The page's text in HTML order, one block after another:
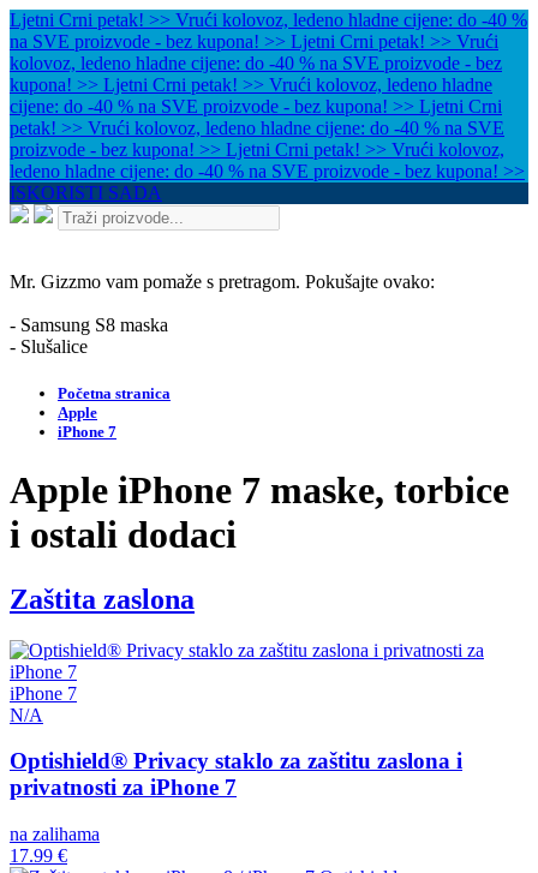
Ljetni Crni petak! >> Vrući kolovoz, ledeno hladne cijene: do -40 %
na SVE proizvode - bez kupona! >> Ljetni Crni petak! >> Vrući
kolovoz, ledeno hladne cijene: do -40 % na SVE proizvode - bez
kupona! >> Ljetni Crni petak! >> Vrući kolovoz, ledeno hladne
cijene: do -40 % na SVE proizvode - bez kupona! >> Ljetni Crni
petak! >> Vrući kolovoz, ledeno hladne cijene: do -40 % na SVE
proizvode - bez kupona! >> Ljetni Crni petak! >> Vrući kolovoz,
ledeno hladne cijene: do -40 % na SVE proizvode - bez kupona! >>
ISKORISTI SADA
Mr. Gizzmo vam pomaže s pretragom. Pokušajte ovako:
- Samsung S8 maska
- Slušalice
Početna stranica
Apple
iPhone 7
Apple iPhone 7 maske, torbice
i ostali dodaci
Zaštita zaslona
iPhone 7
N/A
Optishield® Privacy staklo za zaštitu zaslona i
privatnosti za iPhone 7
na zalihama
17.99 €